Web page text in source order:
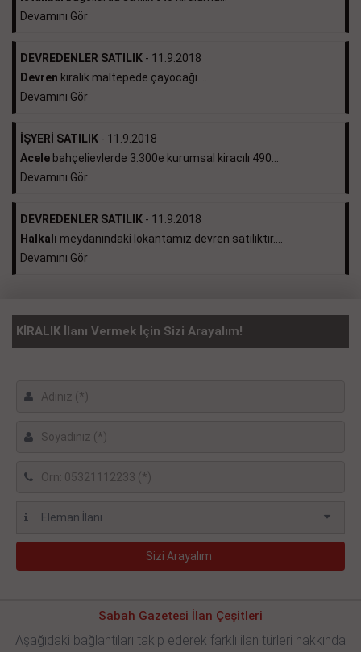
Devamını Gör
DEVREDENLER SATILIK - 11.9.2018
Devren kiralık maltepede çayocağı....
Devamını Gör
İŞYERİ SATILIK - 11.9.2018
Acele bahçelievlerde 3.300e kurumsal kiracılı 490...
Devamını Gör
DEVREDENLER SATILIK - 11.9.2018
Halkalı meydanındaki lokantamız devren satılıktır....
Devamını Gör
KİRALIK İlanı Vermek İçin Sizi Arayalım!
Sabah Gazetesi İlan Çeşitleri
Aşağıdaki bağlantıları takip ederek farklı ilan türleri hakkında